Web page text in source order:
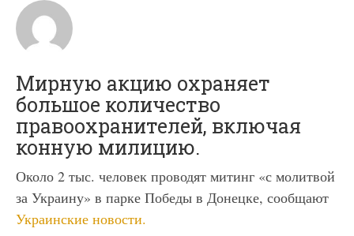
Мирную акцию охраняет
большое количество
правоохранителей, включая
конную милицию.
Около 2 тыс. человек проводят митинг «с молитвой
за Украину» в парке Победы в Донецке, сообщают
Украинские новости.